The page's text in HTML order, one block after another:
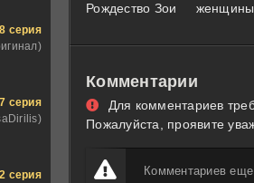
Рождество Зои
женщины
Комментарии
Для комментариев
Пожалуйста, проявите
Комментариев
8 серия
7 серия
2 серия